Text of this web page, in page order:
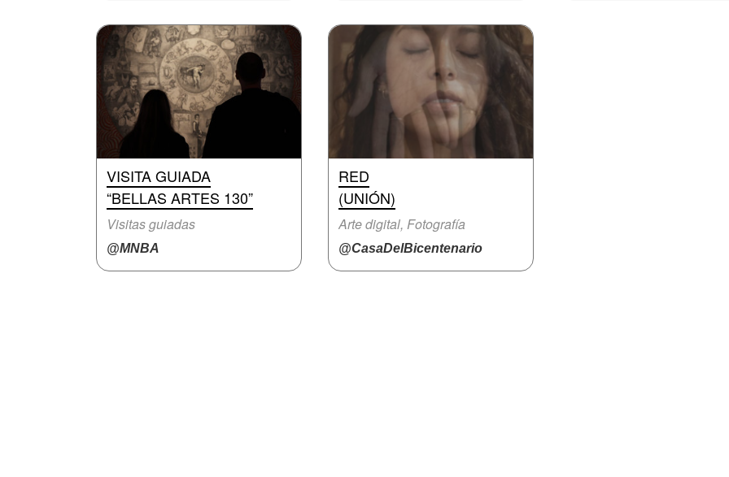
VISITA GUIADA
“BELLAS ARTES 130”
Visitas guiadas
@MNBA
RED
(UNIÓN)
Arte digital, Fotografía
@CasaDelBicentenario